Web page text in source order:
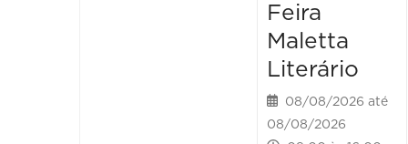
Feira
Maletta
Literário
08/08/2026 até
08/08/2026